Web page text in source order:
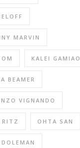
MARVIN
KALEI GAMIAO
BEAMER
VIGNANDO
RITZ OHTA SAN